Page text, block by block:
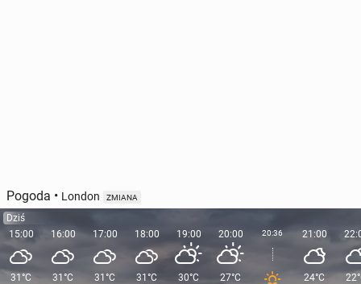
Pogoda • London ZMIANA
Dziś
15:00
31°C
16:00
31°C
17:00
31°C
18:00
31°C
19:00
30°C
20:00
27°C
20:36 21:00
24°C